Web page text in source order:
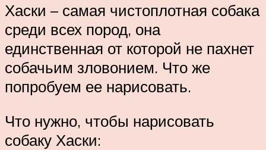
Хаски – самая чистоплотная собака
среди всех пород, она
единственная от которой не пахнет
собачьим зловонием. Что же
попробуем ее нарисовать.
Что нужно, чтобы нарисовать
собаку Хаски: